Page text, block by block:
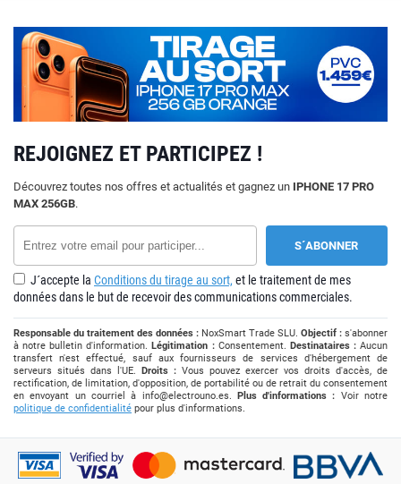
REJOIGNEZ ET PARTICIPEZ !
Découvrez toutes nos offres et actualités et gagnez un IPHONE 17 PRO
MAX 256GB.
J´accepte la Conditions du tirage au sort, et le traitement de mes
données dans le but de recevoir des communications commerciales.
Responsable du traitement des données : NoxSmart Trade SLU. Objectif : s'abonner
à notre bulletin d'information.Légitimation :Consentement. Destinataires :Aucun
transfert n'est effectué, sauf aux fournisseurs de services d'hébergement de
serveurs situés dans l'UE. Droits : Vous pouvez exercer vos droits d'accès, de
rectification, de limitation, d'opposition, de portabilité ou de retrait du consentement
en envoyant un courriel à info@electrouno.es. Plus d'informations : Voir notre
politique de confidentialité pour plus d'informations.